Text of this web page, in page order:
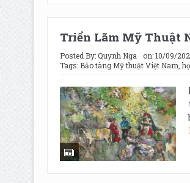
Triển Lãm Mỹ Thuật
Posted By:Quynh Nga on:10/09/
Tags: Bảo tàng Mỹ thuật Việt Nam